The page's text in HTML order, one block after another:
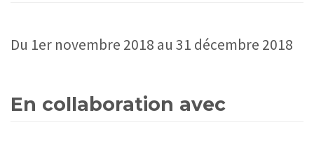
Du 1er novembre 2018 au 31 décembre 2018
En collaboration avec